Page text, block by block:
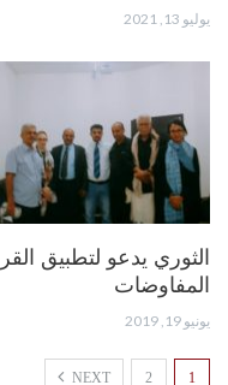
يوليو 13, 2021
المفاوضات
يونيو 19, 2019
1
2
NEXT